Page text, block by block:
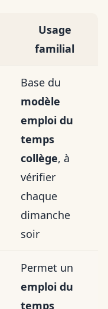
Usage
familial
Base du
modèle
emploi du
temps
collège, à
vérifier
chaque
dimanche
soir
Permet un
emploi du
temps